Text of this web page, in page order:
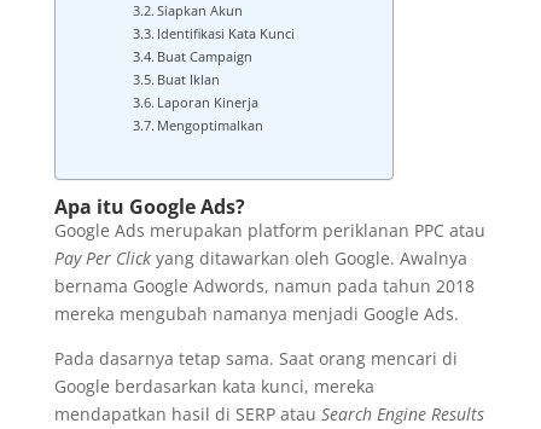
Siapkan Akun
Identifikasi Kata Kunci
Buat Campaign
Buat Iklan
Laporan Kinerja
Mengoptimalkan
Apa itu Google Ads?
Google Ads merupakan platform periklanan PPC atau
Pay Per Clickyang ditawarkan oleh Google. Awalnya
bernama Google Adwords, namun pada tahun 2018
mereka mengubah namanya menjadi Google Ads.
Pada dasarnya tetap sama. Saat orang mencari di
Google berdasarkan kata kunci, mereka
mendapatkan hasil di SERP atau Search Engine Results